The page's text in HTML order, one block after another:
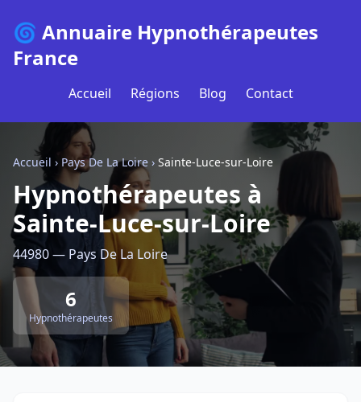
🌀 Annuaire Hypnothérapeutes
France
Accueil Régions Blog Contact
Accueil › Pays De La Loire › Sainte-Luce-sur-Loire
Hypnothérapeutes à
Sainte-Luce-sur-Loire
44980 — Pays De La Loire
6
Hypnothérapeutes